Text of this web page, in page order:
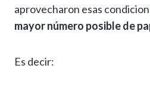
aprovecharon esas
mayor número posible de
Es decir: